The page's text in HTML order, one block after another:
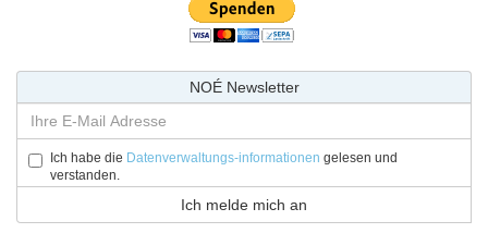
NOÉ Newsletter
Ich habe die Datenverwaltungs-informationen gelesen und
verstanden.